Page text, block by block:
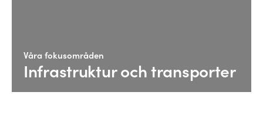
Våra fokusområden
Infrastruktur och transporter